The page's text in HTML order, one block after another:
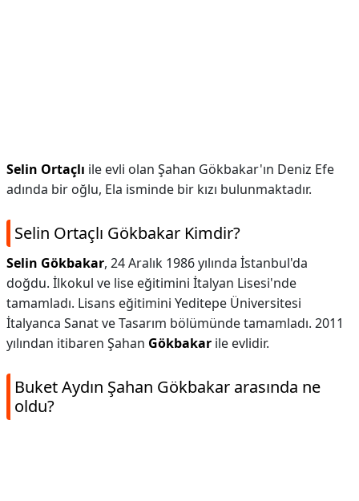
Selin Ortaçlı ile evli olan Şahan Gökbakar'ın Deniz Efe
adında bir oğlu, Ela isminde bir kızı bulunmaktadır.
Selin Ortaçlı Gökbakar Kimdir?
Selin Gökbakar, 24 Aralık 1986 yılında İstanbul'da
doğdu. İlkokul ve lise eğitimini İtalyan Lisesi'nde
tamamladı. Lisans eğitimini Yeditepe Üniversitesi
İtalyanca Sanat ve Tasarım bölümünde tamamladı. 2011
yılından itibaren Şahan Gökbakar ile evlidir.
Buket Aydın Şahan Gökbakar arasında ne
oldu?